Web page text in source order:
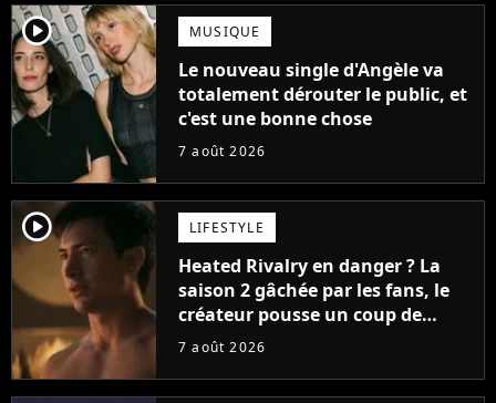
player2 MUSIQUE
Le nouveau single d'Angèle va
totalement dérouter le public, et
c'est une bonne chose
7 août 2026
player2 LIFESTYLE
Heated Rivalry en danger ? La
saison 2 gâchée par les fans, le
créateur pousse un coup de
gueule
7 août 2026